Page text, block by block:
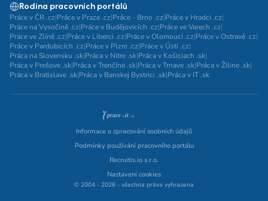
Rodina pracovních portálů
Práce v ČR .cz|Práce v Praze .cz|Práce - Brno .cz|Práce v Hradci .cz|
Práce na Vysočině .cz|Práce v Budějovicích .cz|Práce ve Varech .cz|
Práce ve Zlíně .cz|Práce v Liberci .cz|Práce v Olomouci .cz|Práce v Ostravě .cz|
Práce v Pardubicích .cz|Práce v Plzni .cz|Práce v Ústí .cz|
Práca na Slovensku .sk|Práca v Nitre .sk|Práca v Košiciach .sk|
Práca v Prešove .sk|Práca v Trenčíne .sk|Práca v Trnave .sk|Práca v Žiline .sk|
Práca v Bratislave .sk|Práca v Banskej Bystrici .sk|Práca v IT .sk
Informace o zpracování osobních údajů
Podmínky používání pracovního portálu
Recruitis.io s.r.o.
Nastavení cookies
© 2004 - 2026 - všechna práva vyhrazena